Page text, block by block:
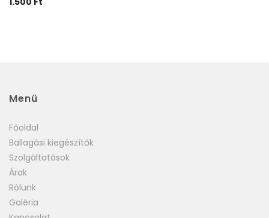
Menü
Főoldal
Ballagási kiegészítők
Szolgáltatások
Árak
Rólunk
Galéria